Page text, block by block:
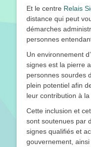
Et le centre Relais
distance qui peut
démarches
personnes
Un environnement
signes est la pierre
personnes sourdes
plein potentiel afin
leur contribution à la
Cette inclusion et
sont soutenues par
signes qualifiés et
gouvernement,